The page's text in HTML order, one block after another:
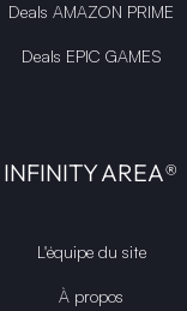
Deals AMAZON PRIME
Deals EPIC GAMES
INFINITY AREA®
L'équipe du site
À propos